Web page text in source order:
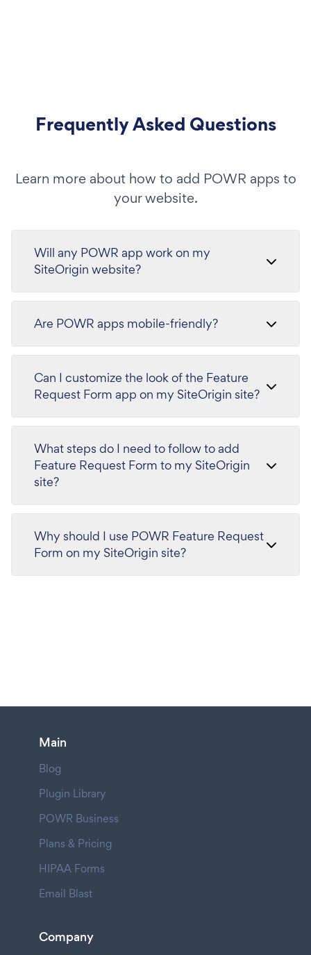
Frequently Asked Questions
Learn more about how to add POWR apps to
your website.
Will any POWR app work on my
SiteOrigin website?
Are POWR apps mobile-friendly?
Can I customize the look of the Feature
Request Form app on my SiteOrigin site?
What steps do I need to follow to add
Feature Request Form to my SiteOrigin
site?
Why should I use POWR Feature Request
Form on my SiteOrigin site?
Main
Blog
Plugin Library
POWR Business
Plans & Pricing
HIPAA Forms
Email Blast
Company